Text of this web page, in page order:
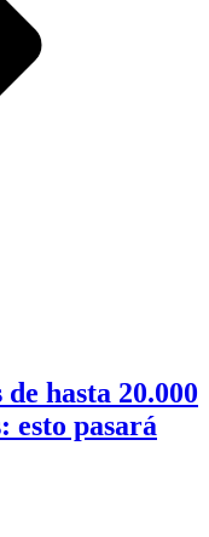
hasta 20.000
esto pasará